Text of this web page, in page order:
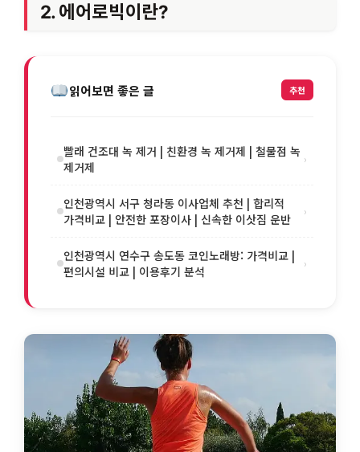
2. 에어로빅이란?
읽어보면 좋은 글 추천
빨래 건조대 녹 제거 | 친환경 녹 제거제 | 철물점 녹
제거제
›
인천광역시 서구 청라동 이사업체 추천 | 합리적
가격비교 | 안전한 포장이사 | 신속한 이삿짐 운반
›
인천광역시 연수구 송도동 코인노래방: 가격비교 |
편의시설 비교 | 이용후기 분석
›